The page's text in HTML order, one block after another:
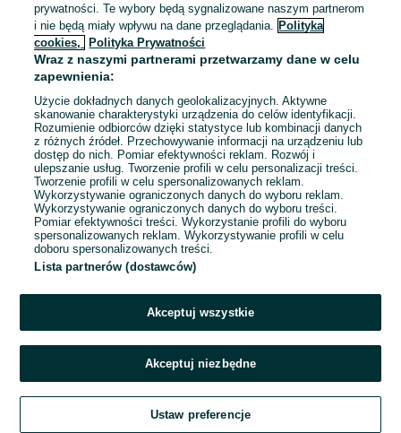
To ogłoszenie nie jest już dostępne
Przejdź na stronę główną
prywatności. Te wybory będą sygnalizowane naszym partnerom
i nie będą miały wpływu na dane przeglądania. Polityka
cookies,
Polityka Prywatności
Wraz z naszymi partnerami przetwarzamy dane w celu
zapewnienia:
Użycie dokładnych danych geolokalizacyjnych. Aktywne
skanowanie charakterystyki urządzenia do celów identyfikacji.
Rozumienie odbiorców dzięki statystyce lub kombinacji danych
z różnych źródeł. Przechowywanie informacji na urządzeniu lub
dostęp do nich. Pomiar efektywności reklam. Rozwój i
ulepszanie usług. Tworzenie profili w celu personalizacji treści.
Tworzenie profili w celu spersonalizowanych reklam.
Wykorzystywanie ograniczonych danych do wyboru reklam.
Wykorzystywanie ograniczonych danych do wyboru treści.
Pomiar efektywności treści. Wykorzystanie profili do wyboru
spersonalizowanych reklam. Wykorzystywanie profili w celu
doboru spersonalizowanych treści.
Lista partnerów (dostawców)
Akceptuj wszystkie
Akceptuj niezbędne
Ustaw preferencje